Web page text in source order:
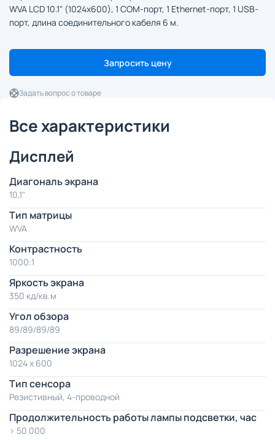
WVA LCD 10.1" (1024x600), 1 COM-порт, 1 Ethernet-порт, 1 USB-
порт, длина соединительного кабеля 6 м.
Запросить цену
Задать вопрос о товаре
Все характеристики
Дисплей
Диагональ экрана
10,1"
Тип матрицы
WVA
Контрастность
1000:1
Яркость экрана
350 кд/кв.м
Угол обзора
89/89/89/89
Разрешение экрана
1024 x 600
Тип сенсора
Резистивный, 4-проводной
Продолжительность работы лампы подсветки, час
> 50 000